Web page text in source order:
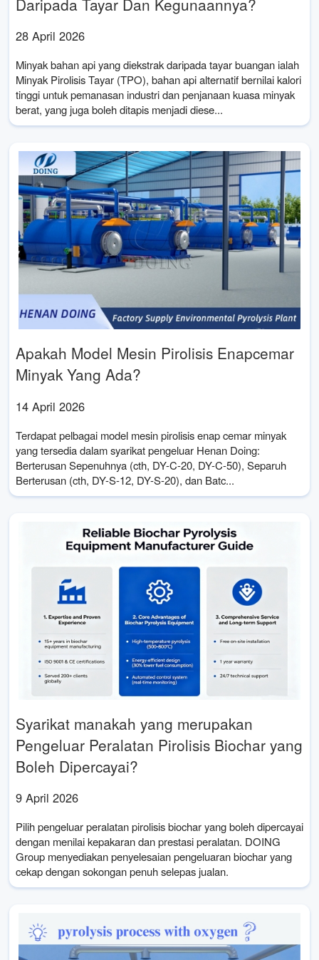
28 April 2026
Minyak bahan api yang diekstrak daripada tayar buangan ialah
Minyak Pirolisis Tayar (TPO), bahan api alternatif bernilai kalori
tinggi untuk pemanasan industri dan penjanaan kuasa minyak
berat, yang juga boleh ditapis menjadi diese...
Apakah Model Mesin Pirolisis Enapcemar
Minyak Yang Ada?
14 April 2026
Terdapat pelbagai model mesin pirolisis enap cemar minyak
yang tersedia dalam syarikat pengeluar Henan Doing:
Berterusan Sepenuhnya (cth, DY-C-20, DY-C-50), Separuh
Berterusan (cth, DY-S-12, DY-S-20), dan Batc...
Syarikat manakah yang merupakan
Pengeluar Peralatan Pirolisis Biochar yang
Boleh Dipercayai?
9 April 2026
Pilih pengeluar peralatan pirolisis biochar yang boleh dipercayai
dengan menilai kepakaran dan prestasi peralatan. DOING
Group menyediakan penyelesaian pengeluaran biochar yang
cekap dengan sokongan penuh selepas jualan.